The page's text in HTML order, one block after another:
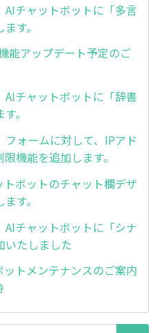
AIチャットボットに「多言
す。
アップデート予定のご
AIチャットボットに「辞書
。
フォームに対して、IPアド
機能を追加します。
トボットのチャット欄デザ
す。
AIチャットボットに「シナ
いたしました
ットメンテナンスのご案内